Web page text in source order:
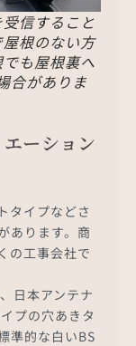
信すること
根のない方
も屋根裏へ
合がありま
ーション
タイプなどさ
あります。商
の工事会社で
日本アンテナ
プの穴あきタ
準的な白いBS